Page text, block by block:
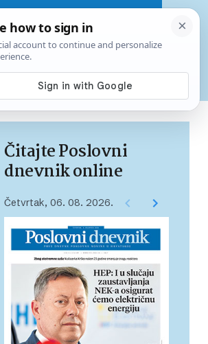
Već od 10 EUR mjesečno
Čitajte Poslovni
dnevnik online
Četvrtak, 06. 08. 2026.